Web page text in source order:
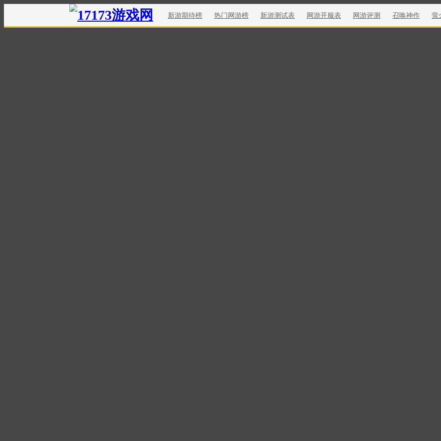
新游期待榜 热门网游榜 新游测试表 网游开服表 网游评测 召唤神作 萤